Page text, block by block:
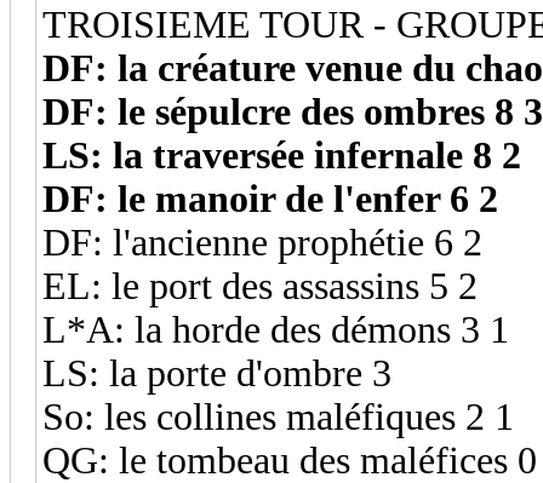
TROISIEME TOUR -
DF: la créature venue du
DF: le sépulcre des ombres 8 3
LS: la traversée infernale 8 2
DF: le manoir de l'enfer 6 2
DF: l'ancienne prophétie 6 2
EL: le port des assassins 5 2
L*A: la horde des démons 3 1
LS: la porte d'ombre 3
So: les collines maléfiques 2 1
QG: le tombeau des maléfices 0